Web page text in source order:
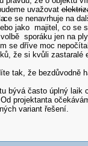
uvažovat
ce se nenavrhuje na
jako majitel, co se
sporáku jen na
se dříve moc
že si kvůli zastaralé
tak, že bezdůvodně
bývá často úplný
projektanta
variant řešení.